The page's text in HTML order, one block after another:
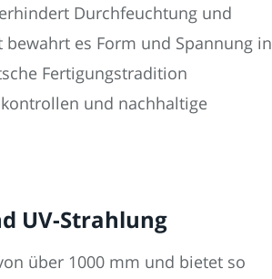
Durchfeuchtung und
es Form und Spannung in
Fertigungstradition
und nachhaltige
UV-Strahlung
über 1000 mm und bietet so